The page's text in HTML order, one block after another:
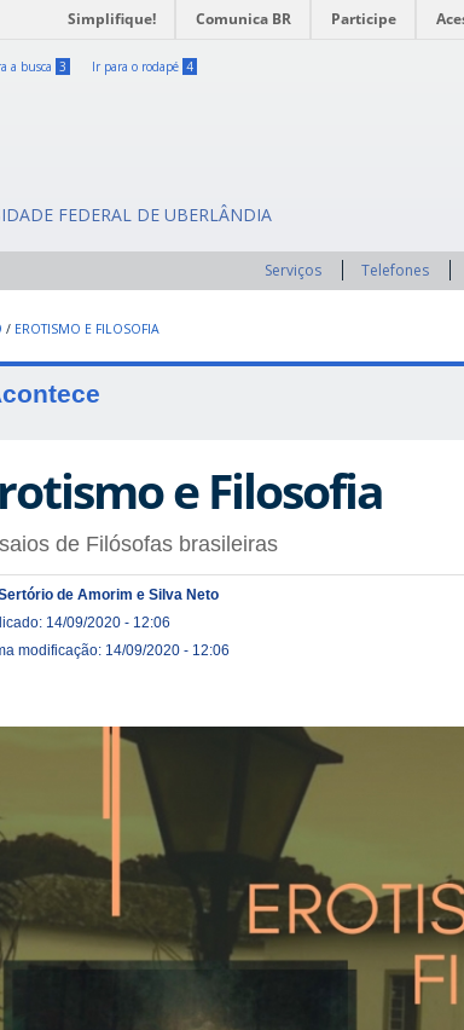
Simplifique! Comunica BR Participe
a busca 3 Ir para o rodapé 4
FEDERAL DE UBERLÂNDIA
Serviços Telefones
/ EROTISMO E FILOSOFIA
e Filosofia
de Filósofas brasileiras
de Amorim e Silva Neto
14/09/2020 - 12:06
modificação: 14/09/2020 - 12:06